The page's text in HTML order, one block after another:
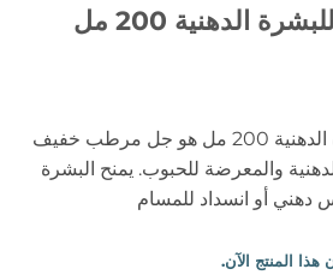
الدهنية 200 مل
ستارفيل مرطب للبشرة الدهنية 200 مل هو جل مرطب خفيف
والمعرضة للحبوب. يمنح البشرة
دهني أو انسداد للمسام